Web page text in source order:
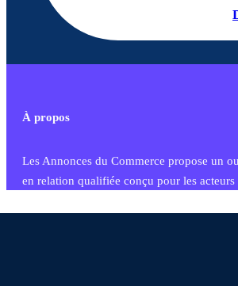
À propos
Les Annonces du Commerce propose un
en relation qualifiée conçu pour les
commercial et les collectivités territoriales,